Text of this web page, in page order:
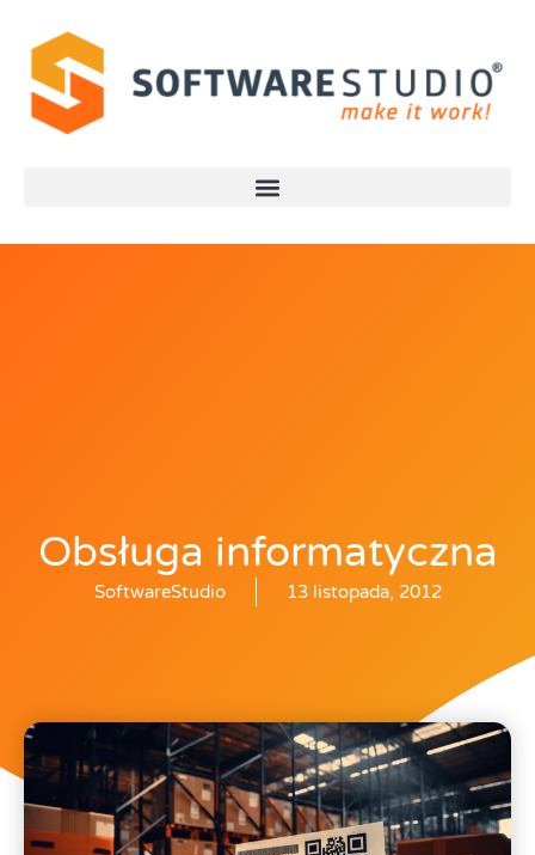
Obsługa informatyczna
SoftwareStudio 13 listopada, 2012